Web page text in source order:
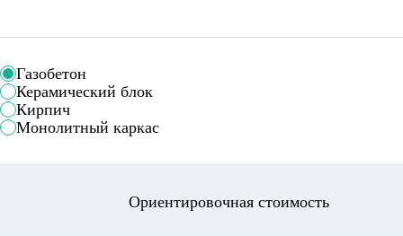
Газобетон
Керамический блок
Кирпич
Монолитный каркас
Ориентировочная стоимость